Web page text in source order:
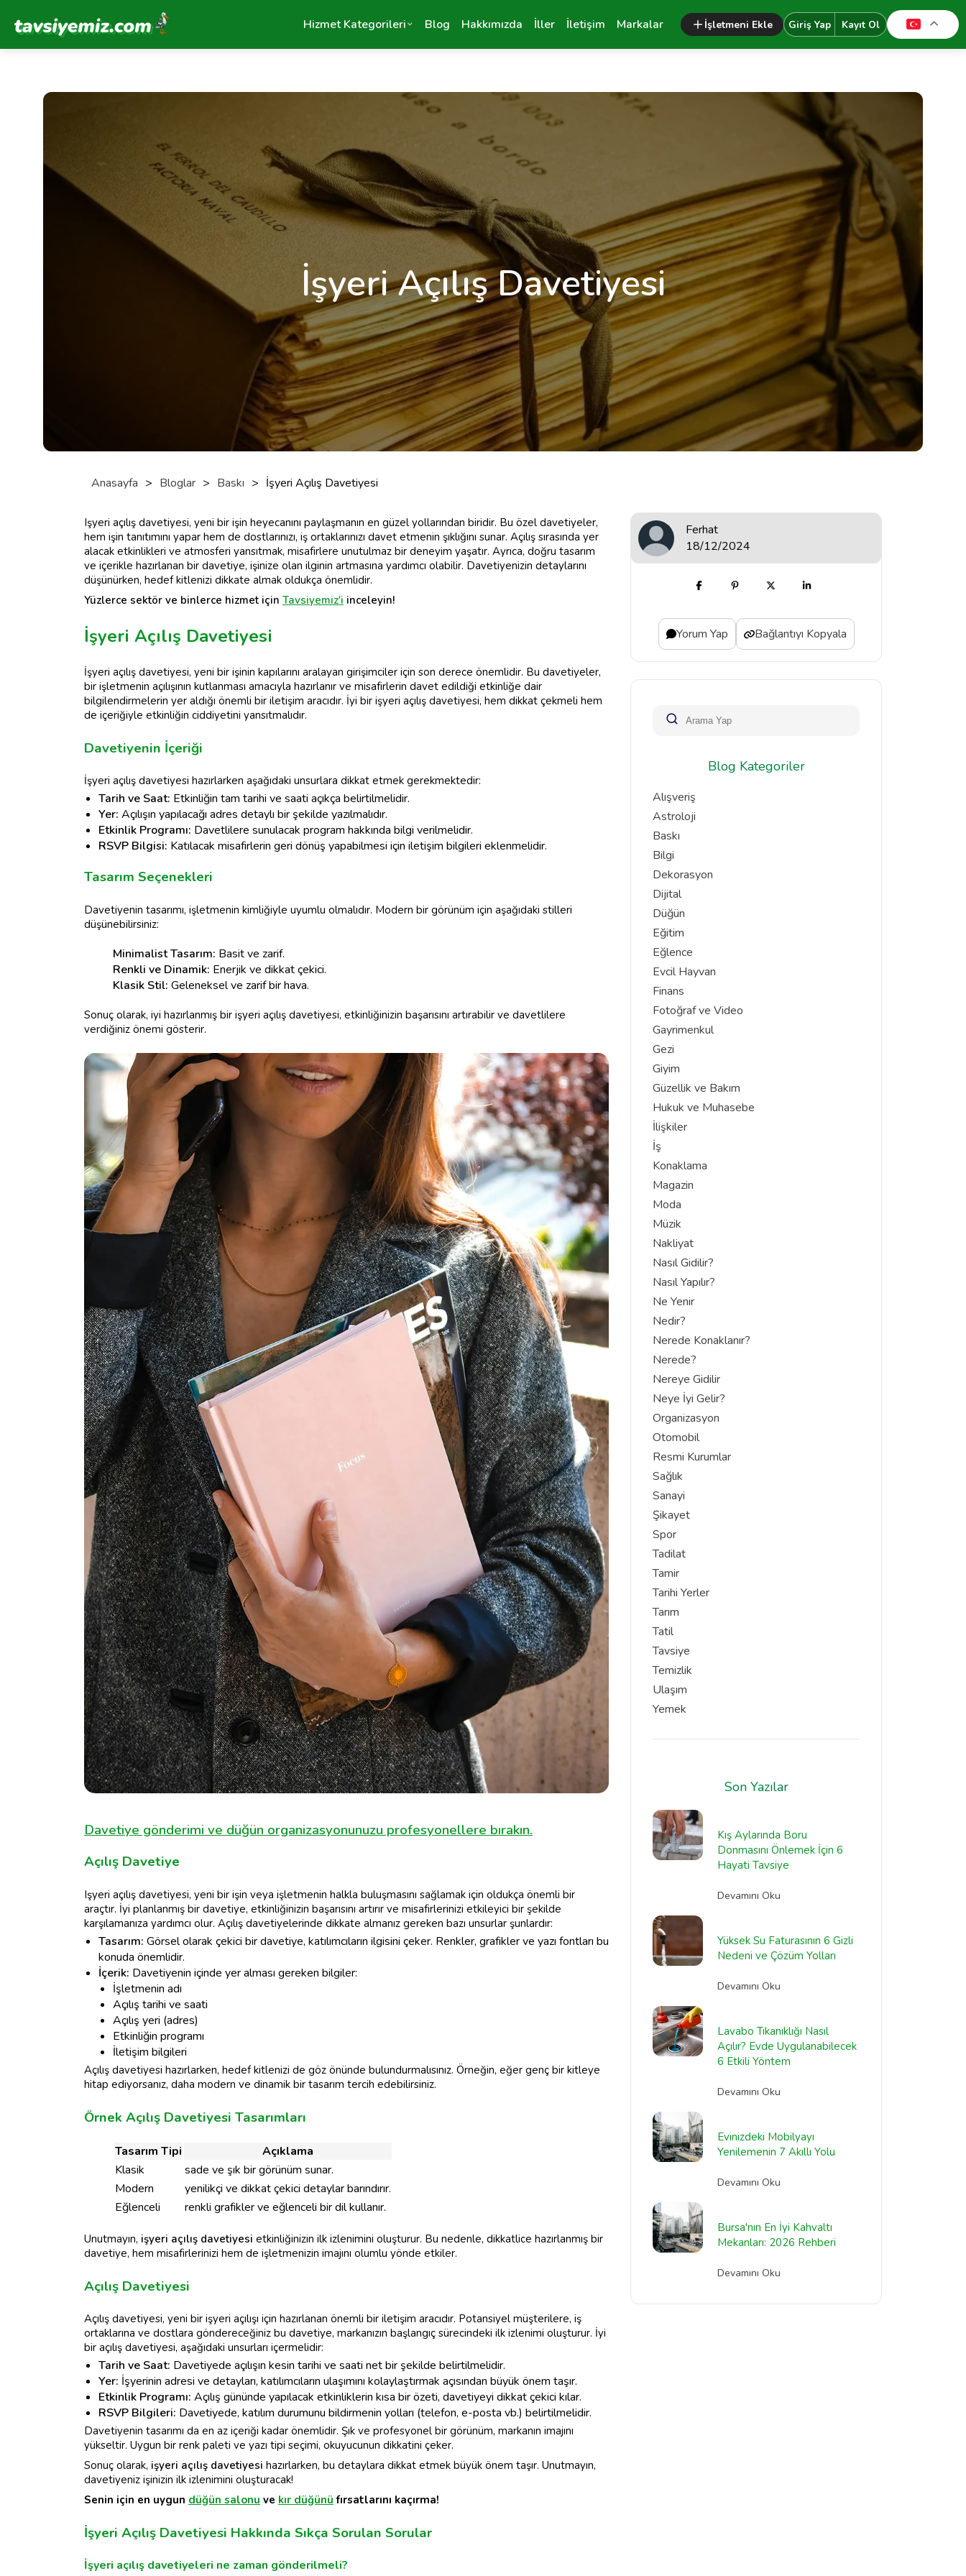
Tavsiyemiz Anasayfa Hizmet Kategorileri Blog Hakkımızda İller İletişim Markalar İşletmeni Ekle Giriş Yap Kayıt Ol
İşyeri Açılış Davetiyesi
Anasayfa > Bloglar > Baskı > İşyeri Açılış Davetiyesi
Işyeri açılış davetiyesi, yeni bir işin heyecanını paylaşmanın en güzel yollarından biridir. Bu özel davetiyeler,
hem işin tanıtımını yapar hem de dostlarınızı, iş ortaklarınızı davet etmenin şıklığını sunar. Açılış sırasında yer
alacak etkinlikleri ve atmosferi yansıtmak, misafirlere unutulmaz bir deneyim yaşatır. Ayrıca, doğru tasarım
ve içerikle hazırlanan bir davetiye, işinize olan ilginin artmasına yardımcı olabilir. Davetiyenizin detaylarını
düşünürken, hedef kitlenizi dikkate almak oldukça önemlidir.
Yüzlerce sektör ve binlerce hizmet için Tavsiyemiz'i inceleyin!
İşyeri Açılış Davetiyesi
İşyeri açılış davetiyesi, yeni bir işinin kapılarını aralayan girişimciler için son derece önemlidir. Bu davetiyeler,
bir işletmenin açılışının kutlanması amacıyla hazırlanır ve misafirlerin davet edildiği etkinliğe dair
bilgilendirmelerin yer aldığı önemli bir iletişim aracıdır. İyi bir işyeri açılış davetiyesi, hem dikkat çekmeli hem
de içeriğiyle etkinliğin ciddiyetini yansıtmalıdır.
Davetiyenin İçeriği
İşyeri açılış davetiyesi hazırlarken aşağıdaki unsurlara dikkat etmek gerekmektedir:
Tarih ve Saat: Etkinliğin tam tarihi ve saati açıkça belirtilmelidir.
Yer: Açılışın yapılacağı adres detaylı bir şekilde yazılmalıdır.
Etkinlik Programı: Davetlilere sunulacak program hakkında bilgi verilmelidir.
RSVP Bilgisi: Katılacak misafirlerin geri dönüş yapabilmesi için iletişim bilgileri eklenmelidir.
Tasarım Seçenekleri
Davetiyenin tasarımı, işletmenin kimliğiyle uyumlu olmalıdır. Modern bir görünüm için aşağıdaki stilleri
düşünebilirsiniz:
Minimalist Tasarım: Basit ve zarif.
Renkli ve Dinamik: Enerjik ve dikkat çekici.
Klasik Stil: Geleneksel ve zarif bir hava.
Sonuç olarak, iyi hazırlanmış bir işyeri açılış davetiyesi, etkinliğinizin başarısını artırabilir ve davetlilere
verdiğiniz önemi gösterir.
Davetiye gönderimi ve düğün organizasyonunuzu profesyonellere bırakın.
Açılış Davetiye
Işyeri açılış davetiyesi, yeni bir işin veya işletmenin halkla buluşmasını sağlamak için oldukça önemli bir
araçtır. İyi planlanmış bir davetiye, etkinliğinizin başarısını artırır ve misafirlerinizi etkileyici bir şekilde
karşılamanıza yardımcı olur. Açılış davetiyelerinde dikkate almanız gereken bazı unsurlar şunlardır:
Tasarım: Görsel olarak çekici bir davetiye, katılımcıların ilgisini çeker. Renkler, grafikler ve yazı fontları bu
konuda önemlidir.
İçerik: Davetiyenin içinde yer alması gereken bilgiler:
İşletmenin adı
Açılış tarihi ve saati
Açılış yeri (adres)
Etkinliğin programı
İletişim bilgileri
Açılış davetiyesi hazırlarken, hedef kitlenizi de göz önünde bulundurmalısınız. Örneğin, eğer genç bir kitleye
hitap ediyorsanız, daha modern ve dinamik bir tasarım tercih edebilirsiniz.
Örnek Açılış Davetiyesi Tasarımları
Tasarım Tipi
Açıklama
Klasik
sade ve şık bir görünüm sunar.
Modern
yenilikçi ve dikkat çekici detaylar barındırır.
Eğlenceli
renkli grafikler ve eğlenceli bir dil kullanır.
Unutmayın, işyeri açılış davetiyesi etkinliğinizin ilk izlenimini oluşturur. Bu nedenle, dikkatlice hazırlanmış bir
davetiye, hem misafirlerinizi hem de işletmenizin imajını olumlu yönde etkiler.
Açılış Davetiyesi
Açılış davetiyesi, yeni bir işyeri açılışı için hazırlanan önemli bir iletişim aracıdır. Potansiyel müşterilere, iş
ortaklarına ve dostlara göndereceğiniz bu davetiye, markanızın başlangıç sürecindeki ilk izlenimi oluşturur. İyi
bir açılış davetiyesi, aşağıdaki unsurları içermelidir:
Tarih ve Saat: Davetiyede açılışın kesin tarihi ve saati net bir şekilde belirtilmelidir.
Yer: İşyerinin adresi ve detayları, katılımcıların ulaşımını kolaylaştırmak açısından büyük önem taşır.
Etkinlik Programı: Açılış gününde yapılacak etkinliklerin kısa bir özeti, davetiyeyi dikkat çekici kılar.
RSVP Bilgileri: Davetiyede, katılım durumunu bildirmenin yolları (telefon, e-posta vb.) belirtilmelidir.
Davetiyenin tasarımı da en az içeriği kadar önemlidir. Şık ve profesyonel bir görünüm, markanın imajını
yükseltir. Uygun bir renk paleti ve yazı tipi seçimi, okuyucunun dikkatini çeker.
Sonuç olarak, işyeri açılış davetiyesi hazırlarken, bu detaylara dikkat etmek büyük önem taşır. Unutmayın,
davetiyeniz işinizin ilk izlenimini oluşturacak!
Senin için en uygun düğün salonu ve kır düğünü fırsatlarını kaçırma!
İşyeri Açılış Davetiyesi Hakkında Sıkça Sorulan Sorular
İşyeri açılış davetiyeleri ne zaman gönderilmeli?
Ferhat
18/12/2024
Yorum Yap Bağlantıyı Kopyala
Blog Kategoriler
Alışveriş
Astroloji
Baskı
Bilgi
Dekorasyon
Dijital
Düğün
Eğitim
Eğlence
Evcil Hayvan
Finans
Fotoğraf ve Video
Gayrimenkul
Gezi
Giyim
Güzellik ve Bakım
Hukuk ve Muhasebe
İlişkiler
İş
Konaklama
Magazin
Moda
Müzik
Nakliyat
Nasıl Gidilir?
Nasıl Yapılır?
Ne Yenir
Nedir?
Nerede Konaklanır?
Nerede?
Nereye Gidilir
Neye İyi Gelir?
Organizasyon
Otomobil
Resmi Kurumlar
Sağlık
Sanayi
Şikayet
Spor
Tadilat
Tamir
Tarihi Yerler
Tarım
Tatil
Tavsiye
Temizlik
Ulaşım
Yemek
Son Yazılar
Kış Aylarında Boru
Donmasını Önlemek İçin 6
Hayati Tavsiye
Devamını Oku
Yüksek Su Faturasının 6 Gizli
Nedeni ve Çözüm Yolları
Devamını Oku
Lavabo Tıkanıklığı Nasıl
Açılır? Evde Uygulanabilecek
6 Etkili Yöntem
Devamını Oku
Evinizdeki Mobilyayı
Yenilemenin 7 Akıllı Yolu
Devamını Oku
Bursa'nın En İyi Kahvaltı
Mekanları: 2026 Rehberi
Devamını Oku